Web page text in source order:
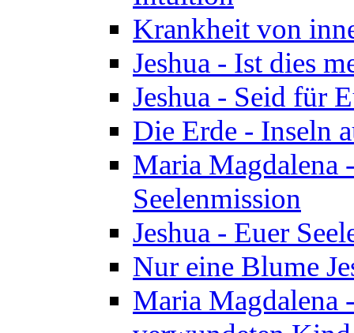
Krankheit von
Jeshua - Ist dies
Jeshua - Seid für
Die Erde - Inseln
Maria Magdalena
Seelenmission
Jeshua - Euer
Nur eine Blume
Maria Magdalena